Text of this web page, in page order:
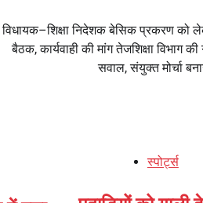
विधायक–शिक्षा निदेशक बेसिक प्रकरण को
बैठक, कार्यवाही की मांग तेजशिक्षा विभाग
सवाल, संयुक्त मोर्चा
स्पोर्ट्स